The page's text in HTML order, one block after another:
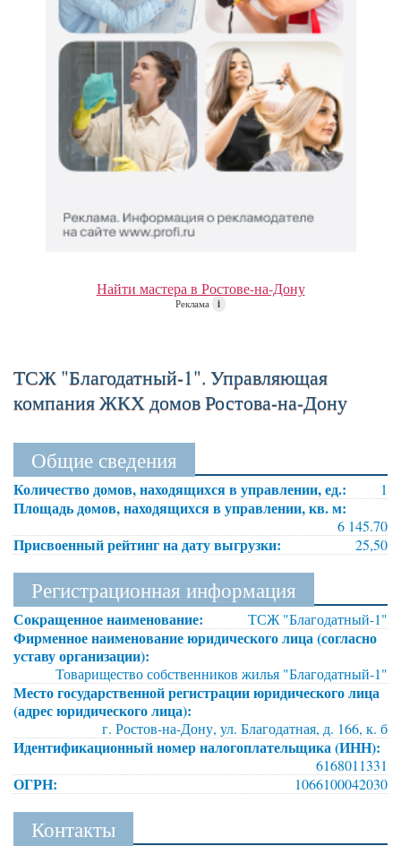
Найти мастера в Ростове-на-Дону
Реклама i
ТСЖ "Благодатный-1". Управляющая
компания ЖКХ домов Ростова-на-Дону
Общие сведения
Количество домов, находящихся в управлении, ед.: 1
Площадь домов, находящихся в управлении, кв. м:
6 145.70
Присвоенный рейтинг на дату выгрузки: 25,50
Регистрационная информация
Сокращенное наименование: ТСЖ "Благодатный-1"
Фирменное наименование юридического лица (согласно
уставу организации):
Товарищество собственников жилья "Благодатный-1"
Место государственной регистрации юридического лица
(адрес юридического лица):
г. Ростов-на-Дону, ул. Благодатная, д. 166, к. б
Идентификационный номер налогоплательщика (ИНН):
6168011331
ОГРН: 1066100042030
Контакты